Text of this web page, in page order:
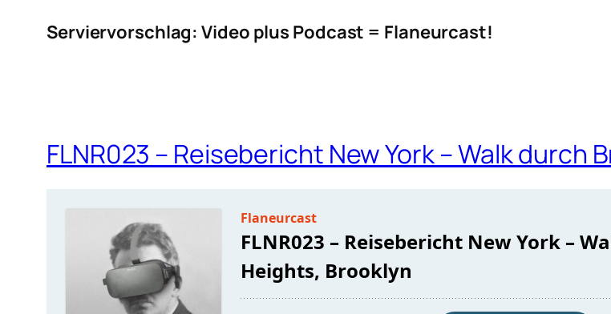
Serviervorschlag: Video plus Podcast = Flaneurcast!
FLNR023 – Reisebericht New York – Walk durch